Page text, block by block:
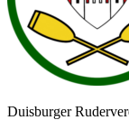
Duisburger